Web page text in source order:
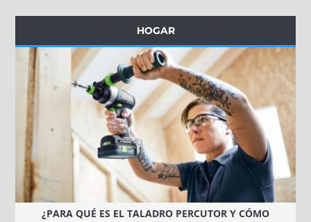
HOGAR
¿PARA QUÉ ES EL TALADRO PERCUTOR Y CÓMO